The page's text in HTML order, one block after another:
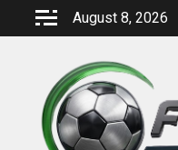
August 8, 2026